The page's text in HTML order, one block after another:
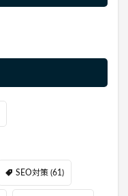
SEO対策 (61)